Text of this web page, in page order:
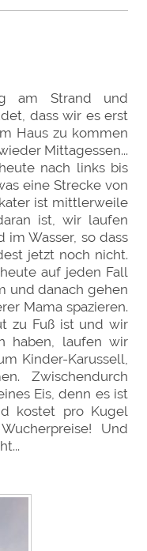
am Strand und
dass wir es erst
Haus zu kommen
Mittagessen...
nach links bis
eine Strecke von
ist mittlerweile
ist, wir laufen
Wasser, so dass
jetzt noch nicht.
auf jeden Fall
und danach gehen
Mama spazieren.
zu Fuß ist und wir
haben, laufen wir
Kinder-Karussell,
Zwischendurch
Eis, denn es ist
kostet pro Kugel
Und